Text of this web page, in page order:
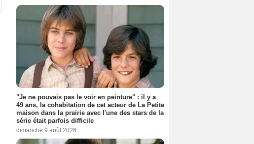
"Je ne pouvais pas le voir en peinture" : il y a
49 ans, la cohabitation de cet acteur de La Petite
maison dans la prairie avec l'une des stars de la
série était parfois difficile
dimanche 9 août 2026